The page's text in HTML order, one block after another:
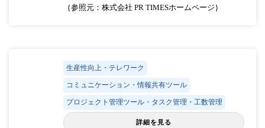
｛参照元：株式会社 PR TIMESホームページ｝
生産性向上・テレワーク
コミュニケーション・情報共有ツール
プロジェクト管理ツール・タスク管理・工数管理
詳細を見る